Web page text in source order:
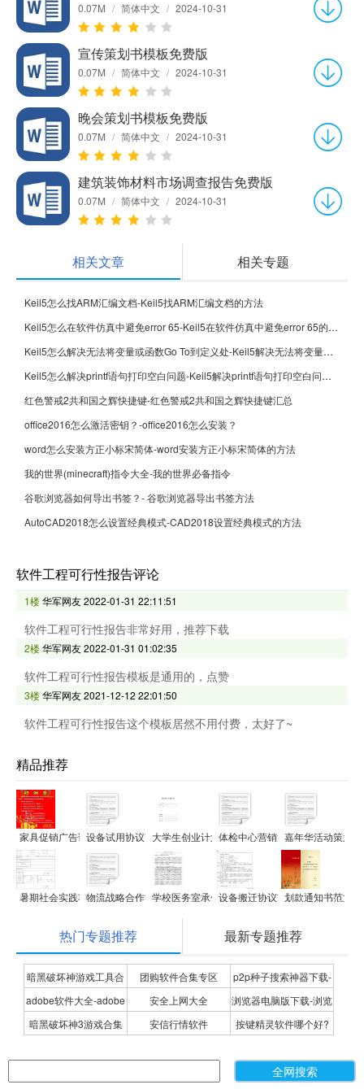
0.07M / 简体中文 / 2024-10-31
宣传策划书模板免费版
0.07M / 简体中文 / 2024-10-31
晚会策划书模板免费版
0.07M / 简体中文 / 2024-10-31
建筑装饰材料市场调查报告免费版
0.07M / 简体中文 / 2024-10-31
相关文章 相关专题
Keil5怎么找ARM汇编文档-Keil5找ARM汇编文档的方法
Keil5怎么在软件仿真中避免error 65-Keil5在软件仿真中避免error 65的方法
Keil5怎么解决无法将变量或函数Go To到定义处-Keil5解决无法将变量或函数Go To到定义处的方法
Keil5怎么解决printf语句打印空白问题-Keil5解决printf语句打印空白问题的方法
红色警戒2共和国之辉快捷键-红色警戒2共和国之辉快捷键汇总
office2016怎么激活密钥？-office2016怎么安装？
word怎么安装方正小标宋简体-word安装方正小标宋简体的方法
我的世界(minecraft)指令大全-我的世界必备指令
谷歌浏览器如何导出书签？- 谷歌浏览器导出书签方法
AutoCAD2018怎么设置经典模式-CAD2018设置经典模式的方法
软件工程可行性报告评论
1楼华军网友2022-01-31 22:11:51
软件工程可行性报告非常好用，推荐下载
2楼华军网友2022-01-31 01:02:35
软件工程可行性报告模板是通用的，点赞
3楼华军网友2021-12-12 22:01:50
软件工程可行性报告这个模板居然不用付费，太好了~
精品推荐
家具促销广告语范文设备试用协议范文大学生创业计划书范文体检中心营销策划方案范文
嘉年华活动策划
暑期社会实践项目申报书范文
物流战略合作协议范文学校医务室承包经营协议范文
设备搬迁协议范文划款通知书范文
热门专题推荐 最新专题推荐
暗黑破坏神游戏工具合
集
团购软件合集专区
p2p种子搜索神器下载-
P2P种子搜索神器专题
adobe软件大全-adobe
全系列软件下载-adobe
安全上网大全
浏览器电脑版下载-浏览
器下载合集
暗黑破坏神3游戏合集 安信行情软件
按键精灵软件哪个好?